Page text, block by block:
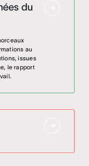
du
au
issues
le rapport